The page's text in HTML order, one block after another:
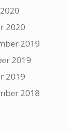
2020
2019
2019
2019
2018